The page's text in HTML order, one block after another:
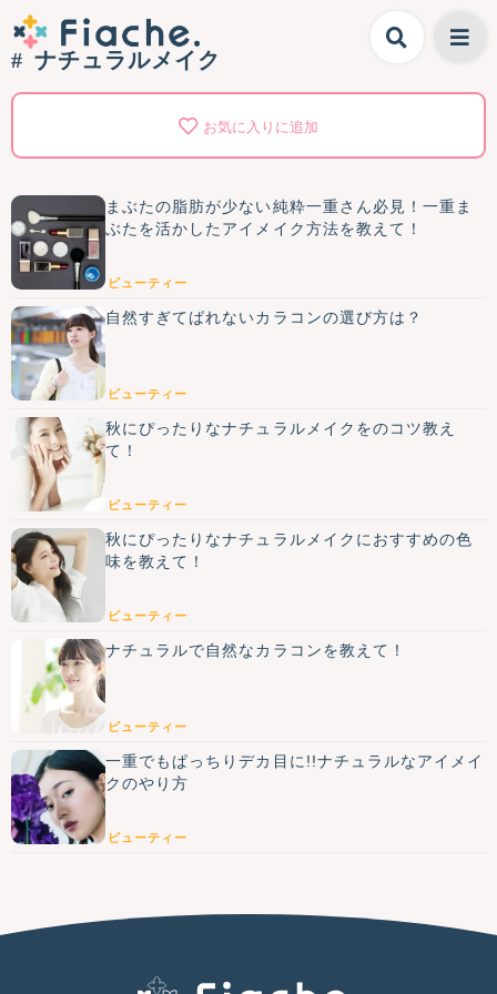
ナチュラルメイク
お気に入りに追加
まぶたの脂肪が少ない純粋一重さん必見！一重ま
ぶたを活かしたアイメイク方法を教えて！
ビューティー
自然すぎてばれないカラコンの選び方は？
ビューティー
秋にぴったりなナチュラルメイクをのコツ教え
て！
ビューティー
秋にぴったりなナチュラルメイクにおすすめの色
味を教えて！
ビューティー
ナチュラルで自然なカラコンを教えて！
ビューティー
一重でもぱっちりデカ目に!!ナチュラルなアイメイ
クのやり方
ビューティー